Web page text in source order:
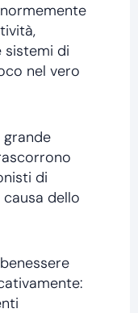
sistemi di
nel vero
grande
di
dello